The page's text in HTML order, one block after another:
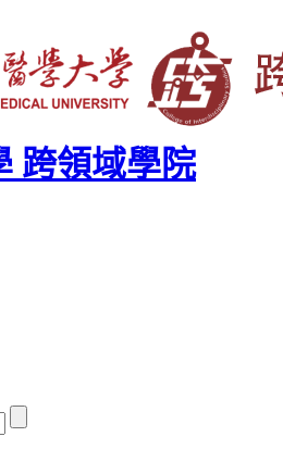
跨領域學院